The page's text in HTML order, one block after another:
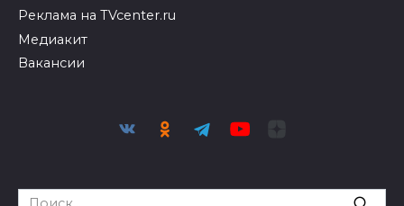
Реклама на TVcenter.ru
Медиакит
Вакансии
Search